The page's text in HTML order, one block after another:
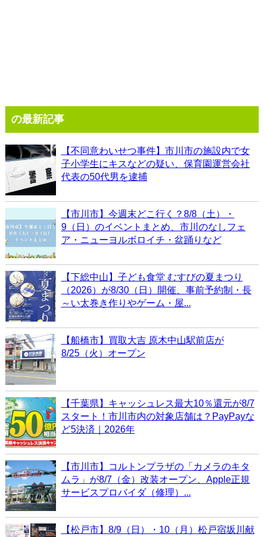
の最新記事
【不同意わいせつ事件】市川市の施設内で女
子小学生にキスなどの疑い、保育園運営会社
代表の50代男を逮捕
【市川市】今週末どこ行く？8/8（土）・
9（日）のイベントまとめ、市川のなしフェ
ア・ニューヨルボロイチ・盆踊りなど
【下総中山】子ども食堂 むすびの夏まつり
（2026）が8/30（日）開催、事前予約制・長
～い太巻き作りやゲーム・屋...
【船橋市】買取大吉 原木中山駅前店が
8/25（火）オープン
【千葉県】キャッシュレス最大10％還元が8/7
スタート！市川市内の対象店舗は？PayPayな
ど5決済｜2026年
【市川市】コルトンプラザの「カメラのキタ
ムラ」が8/7（金）改装オープン、Apple正規
サービスプロバイダ（修理）...
【松戸市】8/9（日）・10（月）松戸宿坂川献